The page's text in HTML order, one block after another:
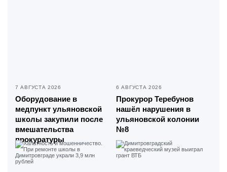
7 АВГУСТА 2026
Оборудование в
медпункт ульяновской
школы закупили после
вмешательства
прокуратуры
6 АВГУСТА 2026
Прокурор Теребунов
нашёл нарушения в
ульяновской колонии
№8